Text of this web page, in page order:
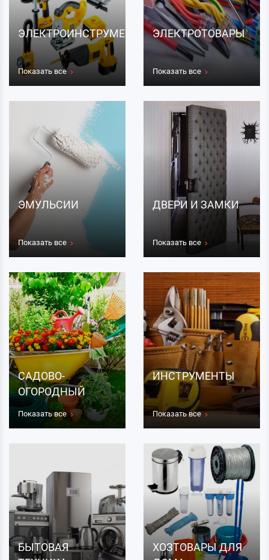
ЭЛЕКТРОИНСТРУМЕНТЫ
Показать все
ЭЛЕКТРОТОВАРЫ
Показать все
ЭМУЛЬСИИ
Показать все
ДВЕРИ И ЗАМКИ
Показать все
САДОВО-
ОГОРОДНЫЙ
ИНВЕНТАРЬ
Показать все
ИНСТРУМЕНТЫ
Показать все
БЫТОВАЯ
ХОЗТОВАРЫ ДЛЯ